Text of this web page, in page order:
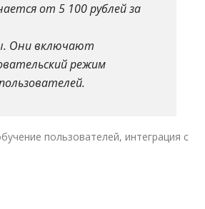
от 5 100 рублей за
Они включают
режим
пользователей, интеграция с